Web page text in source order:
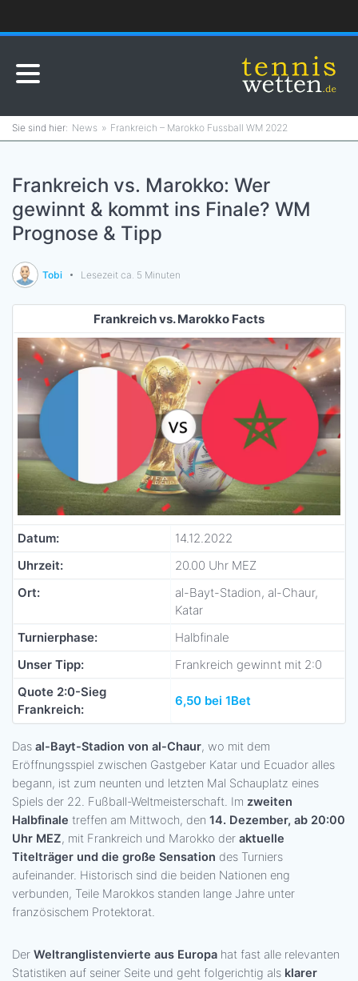
News Frankreich – Marokko Fussball WM 2022
Frankreich vs. Marokko: Wer
gewinnt & kommt ins Finale? WM
Prognose & Tipp
Tobi Lesezeit ca. 5 Minuten
Frankreich vs. Marokko Facts
Datum:
14.12.2022
Uhrzeit:
20.00 Uhr MEZ
Ort:
al-Bayt-Stadion, al-Chaur,
Katar
Turnierphase:
Halbfinale
Unser Tipp:
Frankreich gewinnt mit 2:0
Quote 2:0-Sieg
Frankreich:
6,50 bei 1Bet
Das al-Bayt-Stadion von al-Chaur, wo mit dem
Eröffnungsspiel zwischen Gastgeber Katar und Ecuador alles
begann, ist zum neunten und letzten Mal Schauplatz eines
Spiels der 22. Fußball-Weltmeisterschaft. Im zweiten
Halbfinale treffen am Mittwoch, den 14. Dezember, ab 20:00
Uhr MEZ, mit Frankreich und Marokko der aktuelle
Titelträger und die große Sensation des Turniers
aufeinander. Historisch sind die beiden Nationen eng
verbunden, Teile Marokkos standen lange Jahre unter
französischem Protektorat.
Der Weltranglistenvierte aus Europa hat fast alle relevanten
Statistiken auf seiner Seite und geht folgerichtig als klarer